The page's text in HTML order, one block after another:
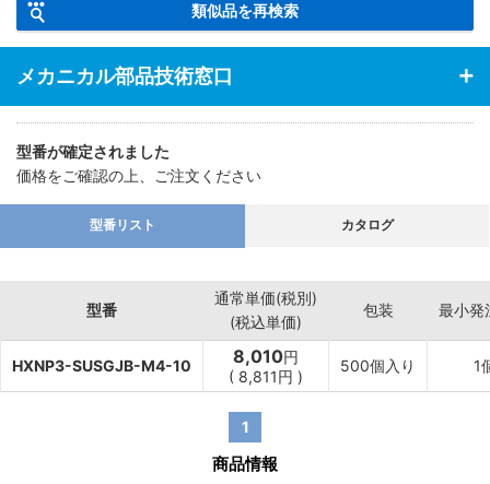
類似品を再検索
メカニカル部品技術窓口
型番が確定されました
価格をご確認の上、ご注文ください
型番リスト カタログ
型番
通常単価(税別)
(税込単価)
包装 最小発
HXNP3-SUSGJB-M4-10 8,010円
( 8,811円 )
500個入り 1
1
商品情報